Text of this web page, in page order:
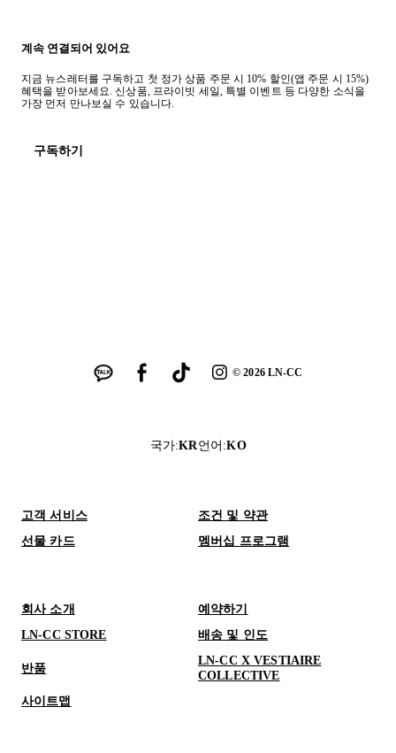
계속 연결되어 있어요
지금 뉴스레터를 구독하고 첫 정가 상품 주문 시 10% 할인(앱 주문 시 15%)
혜택을 받아보세요. 신상품, 프라이빗 세일, 특별 이벤트 등 다양한 소식을
가장 먼저 만나보실 수 있습니다.
구독하기
©2026LN-CC
국가:KR언어 :KO
고객 서비스
조건 및 약관
선물 카드
멤버십 프로그램
회사 소개
예약하기
LN-CC STORE
배송 및 인도
반품
LN-CC X VESTIAIRE
COLLECTIVE
사이트맵